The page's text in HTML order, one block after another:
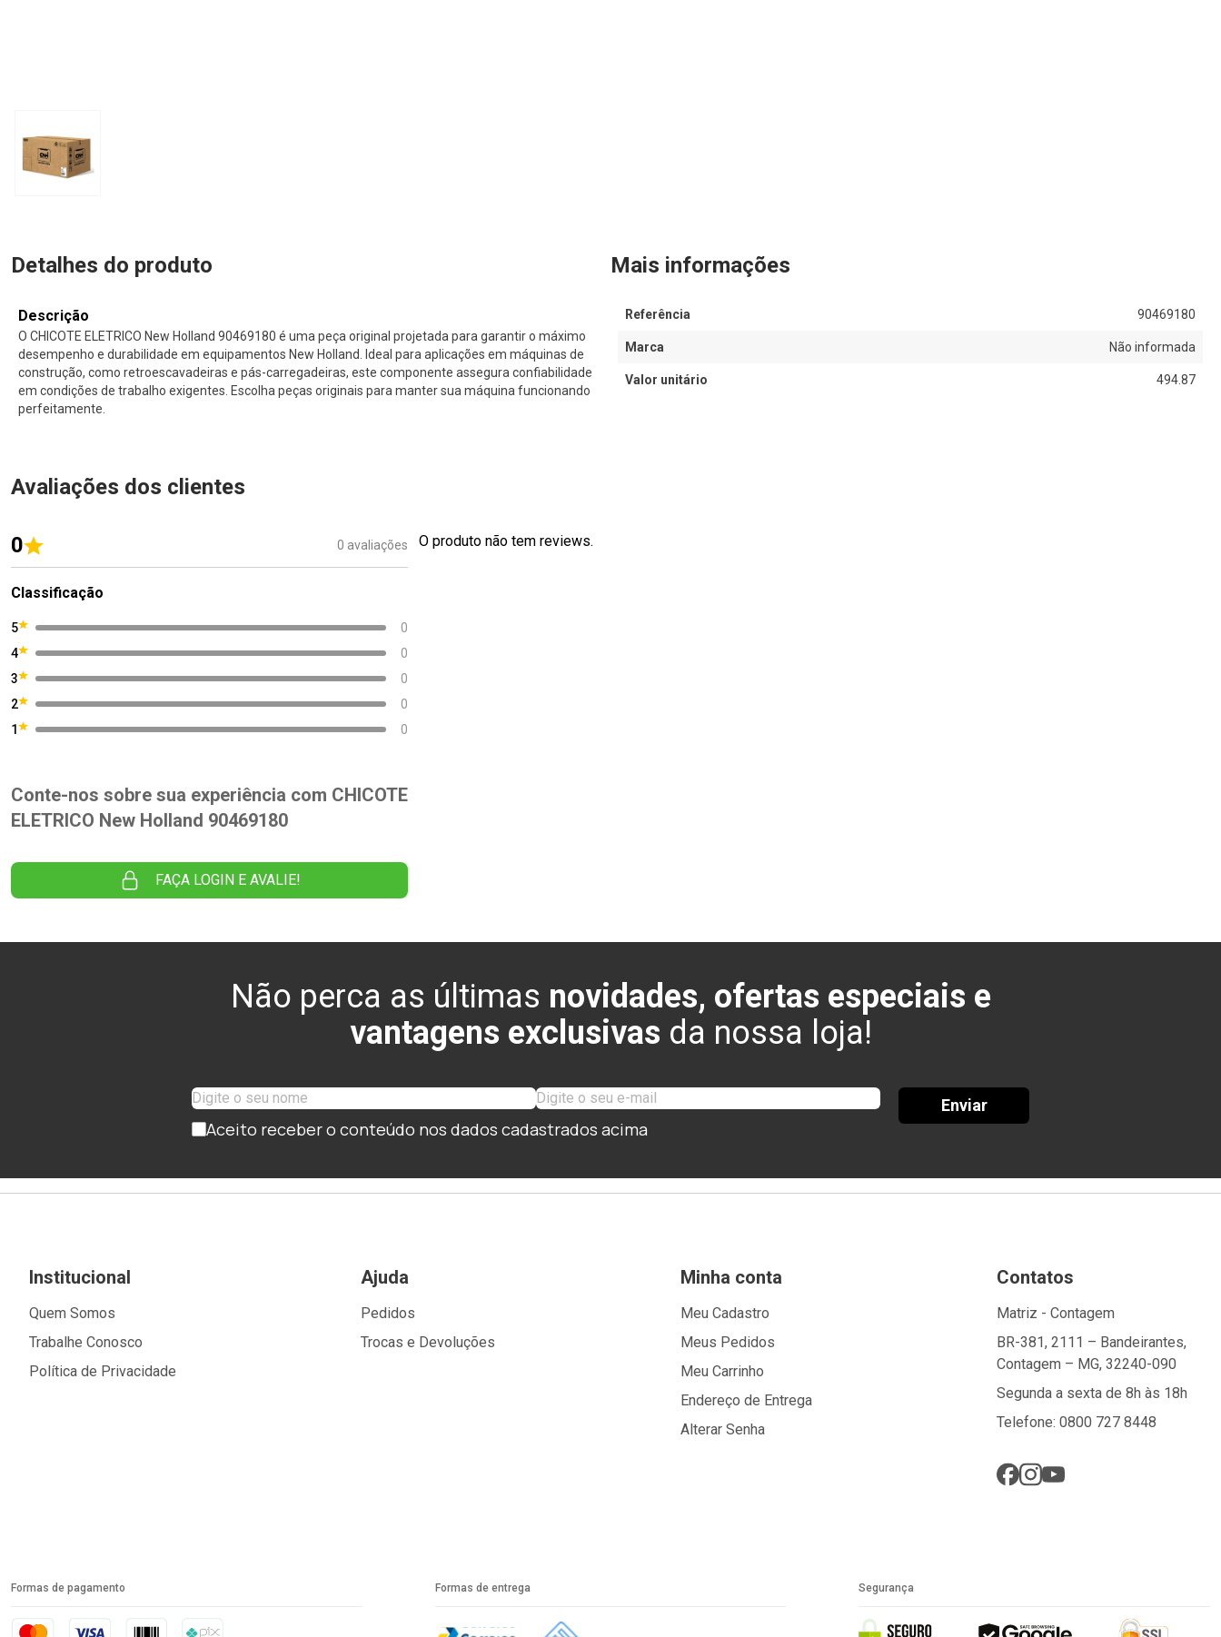
Detalhes do produto
Descrição
O CHICOTE ELETRICO New Holland 90469180 é uma peça original projetada para garantir o máximo
desempenho e durabilidade em equipamentos New Holland. Ideal para aplicações em máquinas de
construção, como retroescavadeiras e pás-carregadeiras, este componente assegura confiabilidade
em condições de trabalho exigentes. Escolha peças originais para manter sua máquina funcionando
perfeitamente.
Mais informações
Referência 90469180
Marca Não informada
Valor unitário 494.87
Avaliações dos clientes
0 0 avaliações
Classificação
5
0
4
0
3
0
2
0
1
0
Conte-nos sobre sua experiência com CHICOTE
ELETRICO New Holland 90469180
FAÇA LOGIN E AVALIE!
O produto não tem reviews.
Não perca as últimas novidades, ofertas especiais e
vantagens exclusivas da nossa loja!
Aceito receber o conteúdo nos dados cadastrados acima
Enviar
Institucional
Quem Somos
Trabalhe Conosco
Política de Privacidade
Ajuda
Pedidos
Trocas e Devoluções
Minha conta
Meu Cadastro
Meus Pedidos
Meu Carrinho
Endereço de Entrega
Alterar Senha
Contatos
Matriz - Contagem
BR-381, 2111 – Bandeirantes,
Contagem – MG, 32240-090
Segunda a sexta de 8h às 18h
Telefone: 0800 727 8448
Formas de pagamento Formas de entrega Segurança